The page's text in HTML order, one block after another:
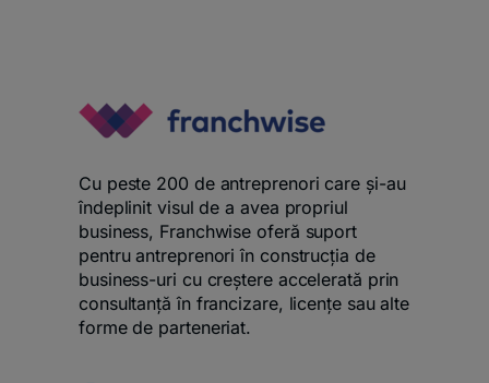
Cu peste 200 de antreprenori care și-au
îndeplinit visul de a avea propriul
business, Franchwise oferă suport
pentru antreprenori în construcția de
business-uri cu creștere accelerată prin
consultanță în francizare, licențe sau alte
forme de parteneriat.